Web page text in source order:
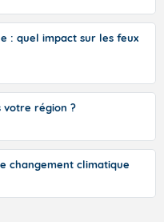
: quel impact sur les feux
votre région ?
changement climatique